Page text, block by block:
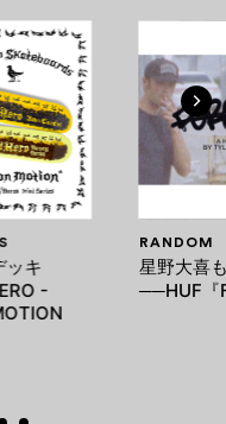
ッキ
-
RANDOM
星野大喜
──HUF『